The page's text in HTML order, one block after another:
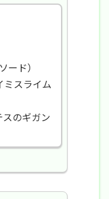
ド）
スライム
のギガン